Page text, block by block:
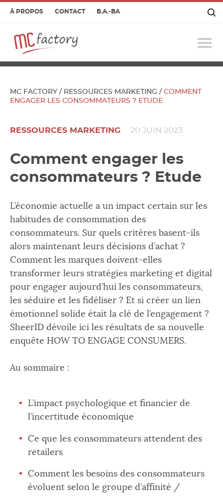
À PROPOS CONTACT B.A.-BA
le
MC FACTORY / RESSOURCES MARKETING / COMMENT
ENGAGER LES CONSOMMATEURS ? ETUDE
RESSOURCES MARKETING 20 JUIN 2023
Comment engager les
consommateurs ? Etude
L’économie actuelle a un impact certain sur les
habitudes de consommation des
consommateurs. Sur quels critères basent-ils
alors maintenant leurs décisions d’achat ?
Comment les marques doivent-elles
transformer leurs stratégies marketing et digital
pour engager aujourd’hui les consommateurs,
les séduire et les fidéliser ? Et si créer un lien
émotionnel solide était la clé de l’engagement ?
SheerID dévoile ici les résultats de sa nouvelle
enquête HOW TO ENGAGE CONSUMERS.
Au sommaire :
L’impact psychologique et financier de
l’incertitude économique
Ce que les consommateurs attendent des
retailers
Comment les besoins des consommateurs
évoluent selon le groupe d’affinité /